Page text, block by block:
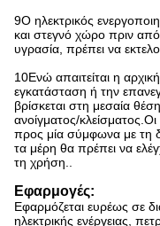
9Ο ηλεκτρικός
και στεγνό χώρο πριν
υγρασία, πρέπει να
10Ενώ απαιτείται η
εγκατάσταση ή την
βρίσκεται στη μεσαία
ανοίγματος/
προς μία σύμφωνα με τη
τα μέρη θα πρέπει να
τη χρήση..
Εφαρμογές:
Εφαρμόζεται ευρέως σε
ηλεκτρικής ενέργειας,